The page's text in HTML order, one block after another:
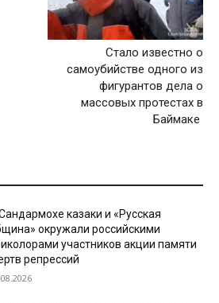
Стало известно о
самоубийстве одного из
фигурантов дела о
массовых протестах в
Баймаке
казаки и «Русская
окружали российскими
участников акции памяти
репрессий